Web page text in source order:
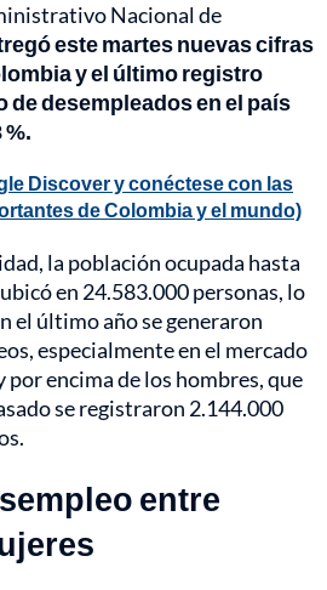
Nacional de
este martes nuevas cifras
y el último registro
de desempleados en el país
%.
Discover y conéctese con las
de Colombia y el mundo)
la población ocupada hasta
en 24.583.000 personas, lo
el último año se generaron
especialmente en el mercado
encima de los hombres, que
se registraron 2.144.000
entre